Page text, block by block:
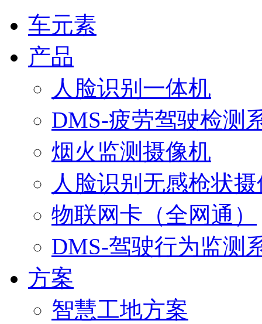
车元素
产品
人脸识别一体机
DMS-疲劳驾驶检测
烟火监测摄像机
人脸识别无感枪状
物联网卡（全网通）
DMS-驾驶行为监测
方案
智慧工地方案